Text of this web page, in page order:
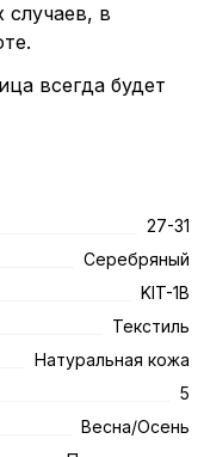
случаев, в
всегда будет
27-31
Серебряный
KIT-1B
Текстиль
Натуральная кожа
5
Весна/Осень